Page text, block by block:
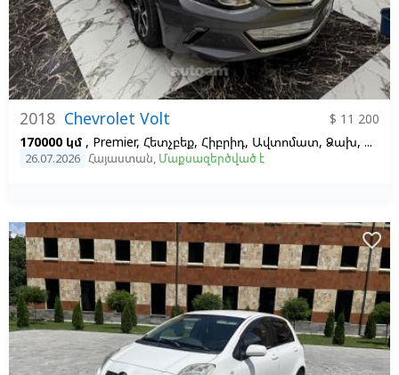
2018 Chevrolet Volt
$ 11 200
170000 կմ , Premier, Հետչբեք, Հիբրիդ, Ավտոմատ, Ձախ,
26.07.2026 Հայաստան, Մաքսազերծված է
favorite_border